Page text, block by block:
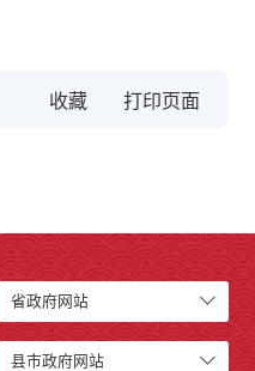
收藏
省政府网站
县市政府网站